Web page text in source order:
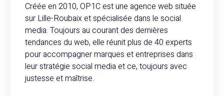
Créée en 2010, OP1C est une agence web située
sur Lille-Roubaix et spécialisée dans le social
media. Toujours au courant des dernières
tendances du web, elle réunit plus de 40 experts
pour accompagner marques et entreprises dans
leur stratégie social media et ce, toujours avec
justesse et maîtrise.